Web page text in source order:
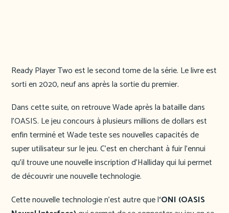
Ready Player Two est le second tome de la série. Le livre est
sorti en 2020, neuf ans après la sortie du premier.
Dans cette suite, on retrouve Wade après la bataille dans
l’OASIS. Le jeu concours à plusieurs millions de dollars est
enfin terminé et Wade teste ses nouvelles capacités de
super utilisateur sur le jeu. C’est en cherchant à fuir l’ennui
qu’il trouve une nouvelle inscription d’Halliday qui lui permet
de découvrir une nouvelle technologie.
Cette nouvelle technologie n’est autre que l‘ONI (OASIS